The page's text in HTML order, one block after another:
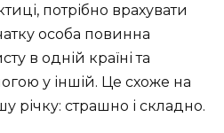
потрібно врахувати
особа повинна
в одній країні та
у іншій. Це схоже на
річку: страшно і складно.